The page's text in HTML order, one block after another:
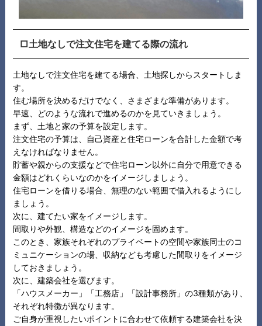
□土地なしで注文住宅を建てる際の流れ
土地なしで注文住宅を建てる場合、土地探しからスタートしま
す。
住む場所を決めるだけでなく、さまざまな準備があります。
早速、どのような流れで進めるのかを見ていきましょう。
まず、土地と家の予算を設定します。
注文住宅の予算は、自己資産と住宅ローンを合計した金額で考
えなければなりません。
貯蓄や親からの支援などで住宅ローン以外に自分で用意できる
金額はどれくらいなのかをイメージしましょう。
住宅ローンを借りる場合、無理のない範囲で借入れるようにし
ましょう。
次に、建てたい家をイメージします。
間取りや外観、構造などのイメージを固めます。
このとき、家族それぞれのプライベートの空間や家族同士のコ
ミュニケーションの場、収納なども考慮した間取りをイメージ
しておきましょう。
次に、建築会社を選びます。
「ハウスメーカー」「工務店」「設計事務所」の3種類があり、
それぞれ特徴が異なります。
ご自身が重視したいポイントに合わせて依頼する建築会社を決